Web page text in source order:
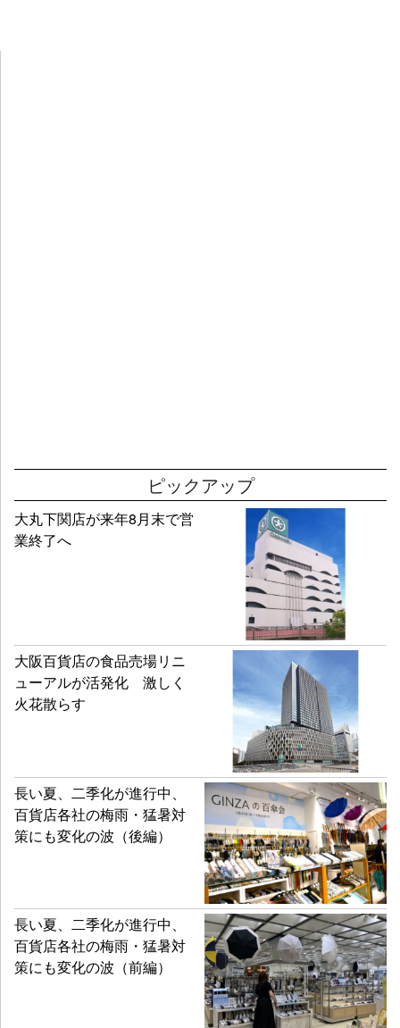
ピックアップ
大丸下関店が来年8月末で営
業終了へ
大阪百貨店の食品売場リニ
ューアルが活発化 激しく
火花散らす
長い夏、二季化が進行中、
百貨店各社の梅雨・猛暑対
策にも変化の波（後編）
長い夏、二季化が進行中、
百貨店各社の梅雨・猛暑対
策にも変化の波（前編）